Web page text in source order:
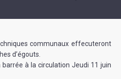
communaux effecuteront
d’égouts.
barrée à la circulation Jeudi 11 juin